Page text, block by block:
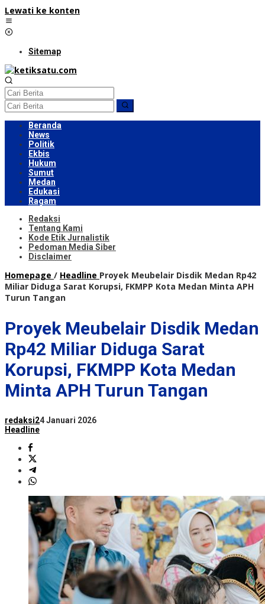
Lewati ke konten
Sitemap
Beranda
News
Politik
Ekbis
Hukum
Sumut
Medan
Edukasi
Ragam
Redaksi
Tentang Kami
Kode Etik Jurnalistik
Pedoman Media Siber
Disclaimer
Homepage / Headline Proyek Meubelair Disdik Medan Rp42
Miliar Diduga Sarat Korupsi, FKMPP Kota Medan Minta APH
Turun Tangan
Proyek Meubelair Disdik Medan
Rp42 Miliar Diduga Sarat
Korupsi, FKMPP Kota Medan
Minta APH Turun Tangan
redaksi24 Januari 2026
Headline